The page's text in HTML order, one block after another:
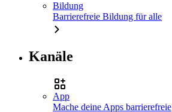
Bildung
Barrierefreie Bildung für alle
Kanäle
App
Mache deine Apps barrierefreie